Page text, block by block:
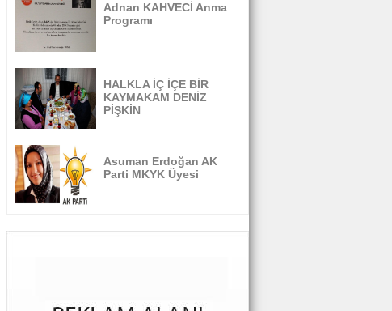
Adnan KAHVECİ Anma
Programı
HALKLA İÇ İÇE BİR
KAYMAKAM DENİZ
PİŞKİN
Asuman Erdoğan AK
Parti MKYK Üyesi